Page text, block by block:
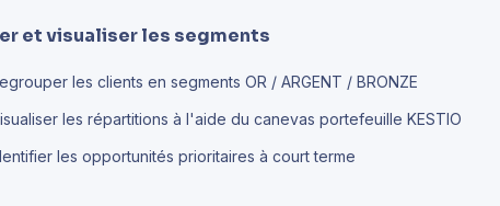
et visualiser les segments
les clients en segments OR / ARGENT / BRONZE
les répartitions à l'aide du canevas portefeuille KESTIO
les opportunités prioritaires à court terme